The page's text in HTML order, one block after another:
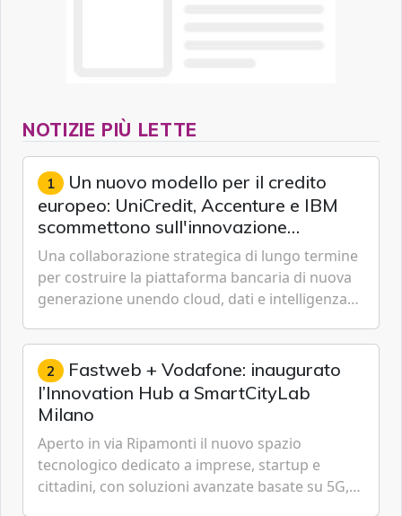
NOTIZIE PIÙ LETTE
1 Un nuovo modello per il credito
europeo: UniCredit, Accenture e IBM
scommettono sull'innovazione
tecnologica
Una collaborazione strategica di lungo termine
per costruire la piattaforma bancaria di nuova
generazione unendo cloud, dati e intelligenza
2 Fastweb + Vodafone: inaugurato
l’Innovation Hub a SmartCityLab
Milano
Aperto in via Ripamonti il nuovo spazio
tecnologico dedicato a imprese, startup e
cittadini, con soluzioni avanzate basate su 5G,